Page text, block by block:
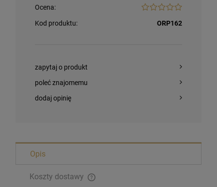
Wyszyński
26,00 zł
Ocena:
Kod produktu: ORP162
zapytaj o produkt
poleć znajomemu
dodaj opinię
Opis
Koszty dostawy